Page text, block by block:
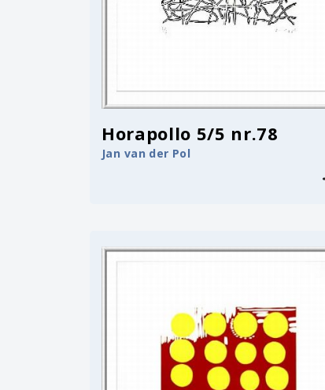
Horapollo 5/5 nr.78
Jan van der Pol